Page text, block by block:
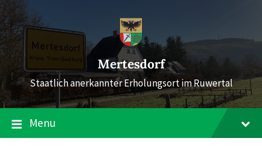
Skip
to
content
Skip
to
main
navigation
Skip
to
footer
Mertesdorf
Staatlich anerkannter Erholungsort im Ruwertal
Menu